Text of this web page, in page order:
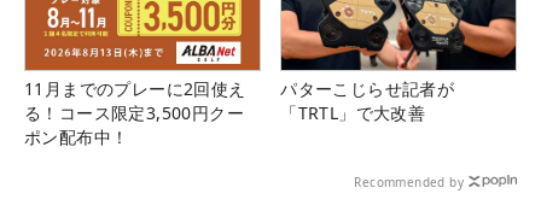
11月までのプレーに2回使え
る！コース限定3,500円クー
ポン配布中！
パターこじらせ記者が
「TRTL」で大改善
Recommended by